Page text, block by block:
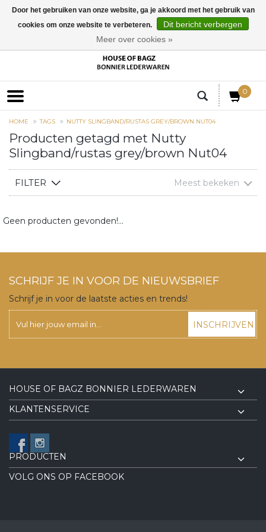
0
HOME TAGS NUTTY SLINGBAND/RUSTAS GREY/BROWN NUT04
Producten getagd met Nutty
Slingband/rustas grey/brown Nut04
FILTER Meest bekeken
Geen producten gevonden!...
SCHRIJF JE IN VOOR DE NIEUWSBRIEF
Schrijf je in voor de laatste acties en trends!
INSCHRIJVEN
HOUSE OF BAGZ BONNIER LEDERWAREN
KLANTENSERVICE
PRODUCTEN
VOLG ONS OP FACEBOOK
Door het gebruiken van onze website, ga je akkoord met het gebruik van
cookies om onze website te verbeteren.
Dit bericht verbergen
Meer over cookies »